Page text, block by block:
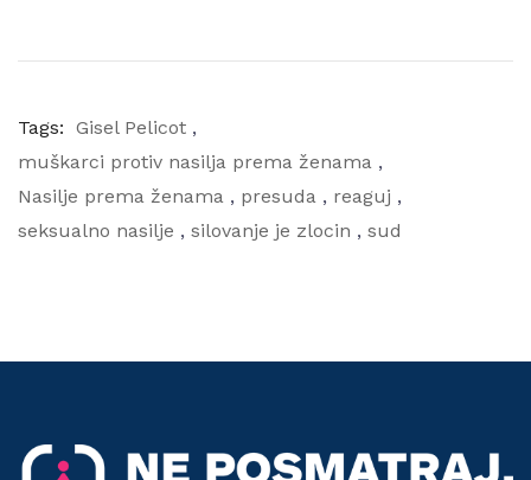
Tags: Gisel Pelicot ,
muškarci protiv nasilja prema ženama ,
Nasilje prema ženama , presuda , reaguj ,
seksualno nasilje , silovanje je zlocin , sud